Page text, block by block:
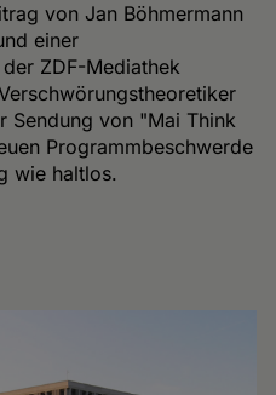
von Jan Böhmermann
einer
ZDF-Mediathek
Sendung von "Mai Think
Programmbeschwerde
wie haltlos.